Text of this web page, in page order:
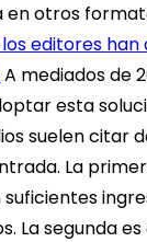
otros
los editores
A mediados de
esta
suelen citar
La
La segunda es